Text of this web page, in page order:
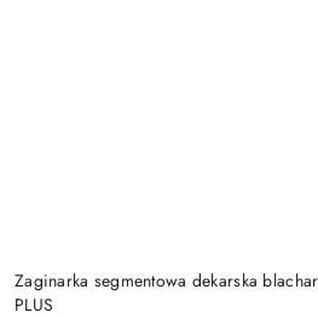
Zaginarka segmentowa dekarska
PLUS